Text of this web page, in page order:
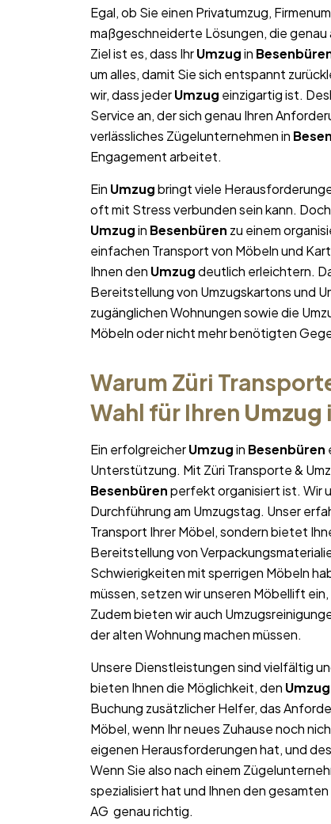
Egal, ob Sie einen Privatumzug,
maßgeschneiderte Lösungen, die
Ziel ist es, dass IhrUmzugin
um alles, damit Sie sich entspannt
wir, dass jederUmzug einzigartig ist.
Service an, der sich genau Ihren
verlässliches Zügelunternehmen in
Engagement arbeitet.
Ein Umzugbringt viele
oft mit Stress verbunden sein kann.
Umzugin Besenbüren zu einem
einfachen Transport von Möbeln und
Ihnen den Umzugdeutlich erleichtern.
Bereitstellung von Umzugskartons und
zugänglichen Wohnungen sowie die
Möbeln oder nicht mehr benötigten
Warum Züri
Wahl für Ihren Umzug
Ein erfolgreicherUmzugin Besenbüren
Unterstützung. Mit Züri Transporte &
Besenbürenperfekt organisiert ist. Wir
Durchführung am Umzugstag. Unser
Transport Ihrer Möbel, sondern bietet
Bereitstellung von
Schwierigkeiten mit sperrigen Möbeln
müssen, setzen wir unseren Möbellift ein,
Zudem bieten wir auch
der alten Wohnung machen müssen.
Unsere Dienstleistungen sind vielfältig
bieten Ihnen die Möglichkeit, den Umzug
Buchung zusätzlicher Helfer, das
Möbel, wenn Ihr neues Zuhause noch
eigenen Herausforderungen hat, und
Wenn Sie also nach einem
spezialisiert hat und Ihnen den
AG genau richtig.